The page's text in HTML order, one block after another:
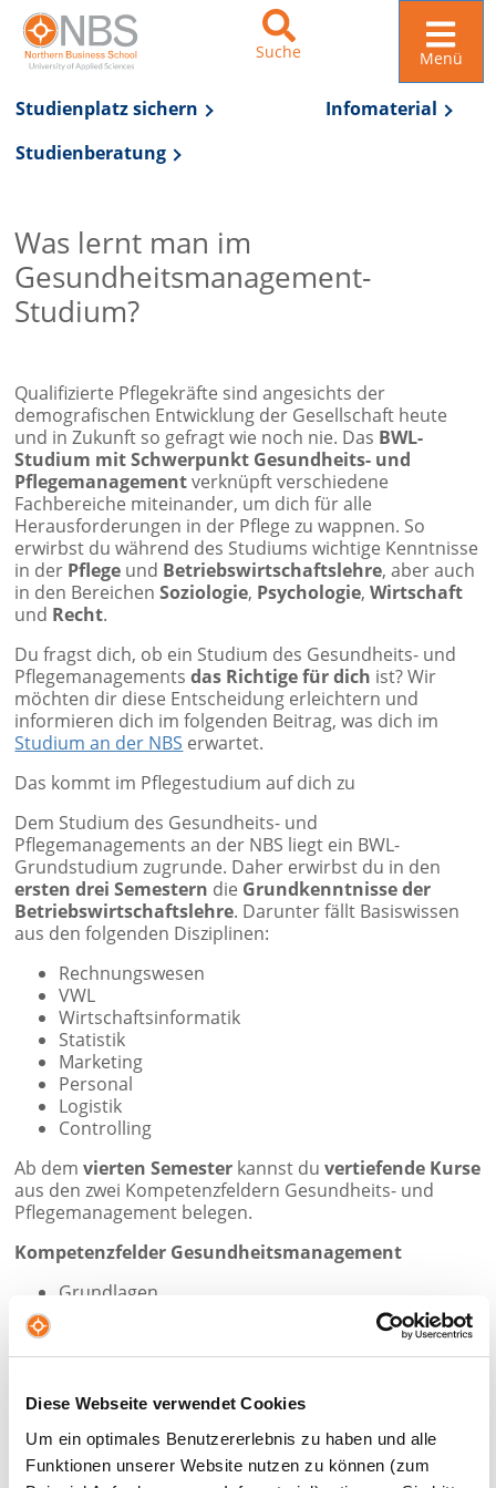
Diese Webseite verwendet Cookies
Um ein optimales Benutzererlebnis zu haben und alle
Funktionen unserer Website nutzen zu können (zum
Suche Menü
Studienplatz sichern
Infomaterial
Studienberatung
Was lernt man im
Gesundheitsmanagement-
Studium?
Qualifizierte Pflegekräfte sind angesichts der
demografischen Entwicklung der Gesellschaft heute
und in Zukunft so gefragt wie noch nie. Das BWL-
Studium mit Schwerpunkt Gesundheits- und
Pflegemanagementverknüpft verschiedene
Fachbereiche miteinander, um dich für alle
Herausforderungen in der Pflege zu wappnen. So
erwirbst du während des Studiums wichtige Kenntnisse
in der Pflege und Betriebswirtschaftslehre, aber auch
in den BereichenSoziologie, Psychologie,Wirtschaft
und Recht.
Du fragst dich, ob ein Studium des Gesundheits- und
Pflegemanagementsdas Richtige für dich ist? Wir
möchten dir diese Entscheidung erleichtern und
informieren dich im folgenden Beitrag, was dich im
Studium an der NBS erwartet.
Das kommt im Pflegestudium auf dich zu
Dem Studium des Gesundheits- und
Pflegemanagements an der NBS liegt ein BWL-
Grundstudium zugrunde. Daher erwirbst du in den
ersten drei Semestern die Grundkenntnisse der
Betriebswirtschaftslehre. Darunter fällt Basiswissen
aus den folgenden Disziplinen:
Rechnungswesen
VWL
Wirtschaftsinformatik
Statistik
Marketing
Personal
Logistik
Controlling
Ab demvierten Semester kannst duvertiefende Kurse
aus den zwei Kompetenzfeldern Gesundheits- und
Pflegemanagement belegen.
Kompetenzfelder Gesundheitsmanagement
Grundlagen
Versorgungszentren
Kompetenzfelder Pflegemanagement
Grundlagen
Finanzierung und Abrechnung von Pflege
Fallstudie